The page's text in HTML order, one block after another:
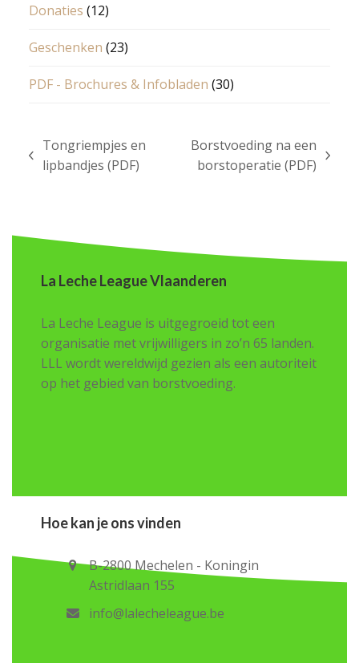
Donaties (12)
Geschenken (23)
PDF - Brochures & Infobladen (30)
previous
Tongriempjes en
lipbandjes (PDF)
next
Borstvoeding na een
borstoperatie (PDF)
La Leche League Vlaanderen
La Leche League is uitgegroeid tot een
organisatie met vrijwilligers in zo’n 65 landen.
LLL wordt wereldwijd gezien als een autoriteit
op het gebied van borstvoeding.
Hoe kan je ons vinden
B-2800 Mechelen - Koningin
Astridlaan 155
info@lalecheleague.be